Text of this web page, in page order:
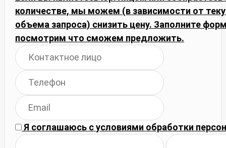
количестве, мы можем (в зависимости от
объема запроса) снизить цену. Заполните
посмотрим что сможем предложить.
Я соглашаюсь сусловиями обработки